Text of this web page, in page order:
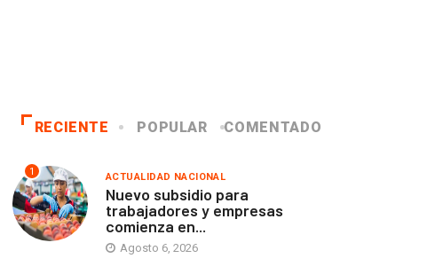
RECIENTE POPULAR COMENTADO
1 ACTUALIDAD NACIONAL
Nuevo subsidio para
trabajadores y empresas
comienza en...
Agosto 6, 2026